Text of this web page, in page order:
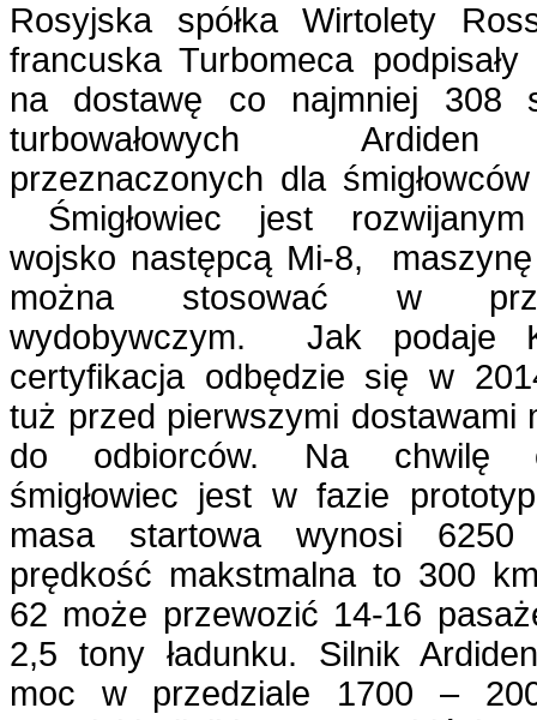
Rosyjska spółka Wirtolety
francuska Turbomeca podpisały
na dostawę co najmniej 308
turbowałowych
przeznaczonych dla
Śmigłowiec jest
wojsko następcą Mi-8,
można stosować w
wydobywczym. Jak podaje
certyfikacja odbędzie się w
tuż przed pierwszymi dostawami
do odbiorców. Na chwilę
śmigłowiec jest w fazie
masa startowa wynosi
prędkość makstmalna to 300
62 może przewozić 14-16
2,5 tony ładunku. Silnik
moc w przedziale 1700 –